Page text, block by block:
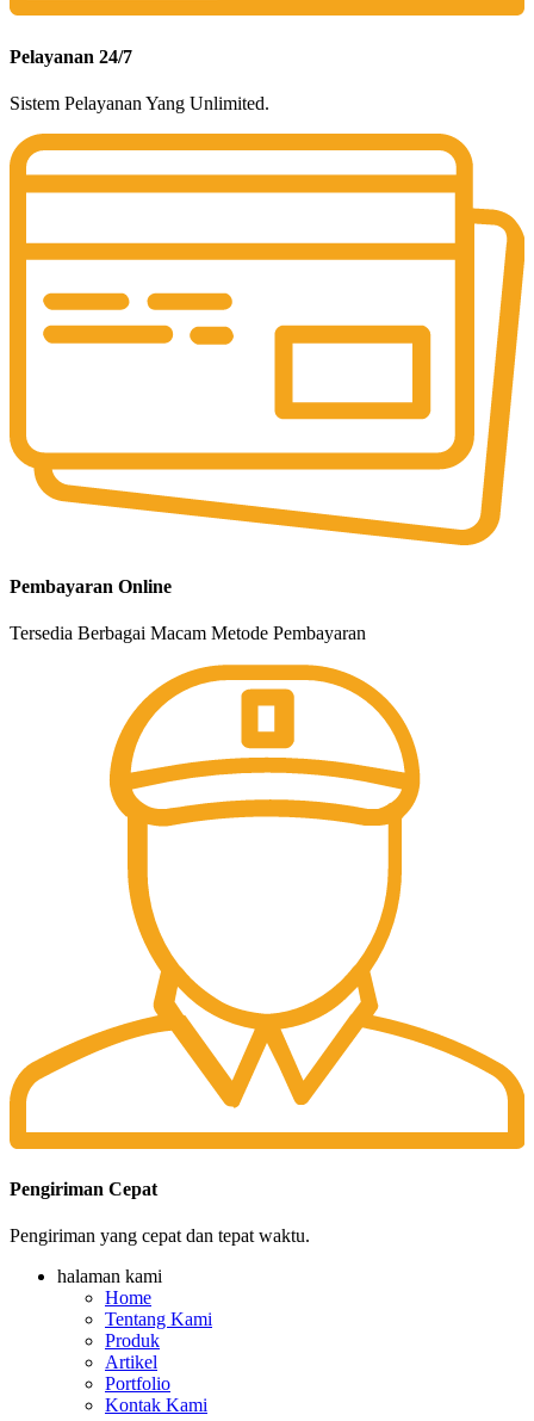
Pelayanan 24/7
Sistem Pelayanan Yang Unlimited.
Pembayaran Online
Tersedia Berbagai Macam Metode Pembayaran
Pengiriman Cepat
Pengiriman yang cepat dan tepat waktu.
halaman kami
Home
Tentang Kami
Produk
Artikel
Portfolio
Kontak Kami